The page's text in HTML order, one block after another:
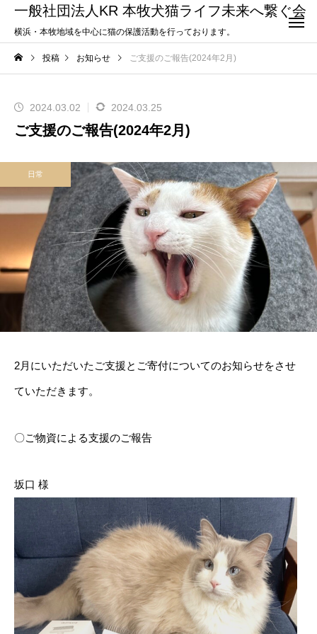
一般社団法人KR 本牧犬猫ライフ未来へ繋ぐ会
横浜・本牧地域を中心に猫の保護活動を行っております。
投稿 お知らせ ご支援のご報告(2024年2月)
2024.03.02 2024.03.25
ご支援のご報告(2024年2月)
日常
2月にいただいたご支援とご寄付についてのお知らせをさせ
ていただきます。
〇ご物資による支援のご報告
坂口 様